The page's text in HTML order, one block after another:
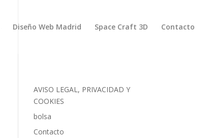
Diseño Web Madrid Space Craft 3D Contacto
AVISO LEGAL, PRIVACIDAD Y
COOKIES
bolsa
Contacto